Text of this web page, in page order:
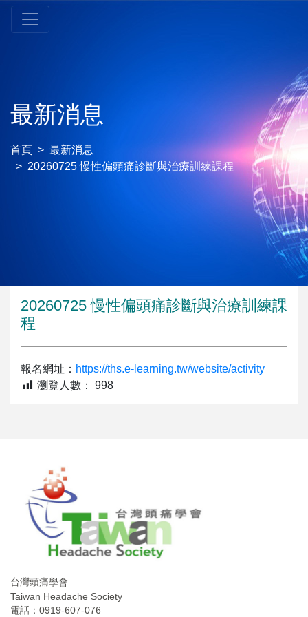
最新消息
首頁
最新消息
20260725 慢性偏頭痛診斷與治療訓練課程
20260725 慢性偏頭痛診斷與治療訓練課
程
報名網址： https://ths.e-learning.tw/website/activity
瀏覽人數： 998
台灣頭痛學會
Taiwan Headache Society
電話：0919-607-076